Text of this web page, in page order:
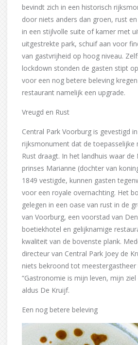
bevindt zich in een historisch
door niets anders dan groen, rust
in een stijlvolle suite of kamer met
uitgestrekte park, schuif aan voor
van gastvrijheid op hoog niveau.
lockdown stonden de gasten stipt
voor een nog betere beleving
restaurant namelijk een upgrade.
Vreugd en Rust
Central Park Voorburg is gevestigd
rijksmonument dat de toepasselijke
Rust draagt. In het landhuis waar de
prinses Marianne (dochter van
1849 vestigde, kunnen gasten
voor een royale overnachting. Het
gelegen in een oase van rust in de
van Voorburg, een voorstad van
boetiekhotel en gelijknamige
kwaliteit van de bovenste plank.
directeur van Central Park Joey de
niets bekroond tot meestergastheer
“Gastronomie is mijn leven, mijn ziel
aldus De Kruijf.
Een nog betere beleving